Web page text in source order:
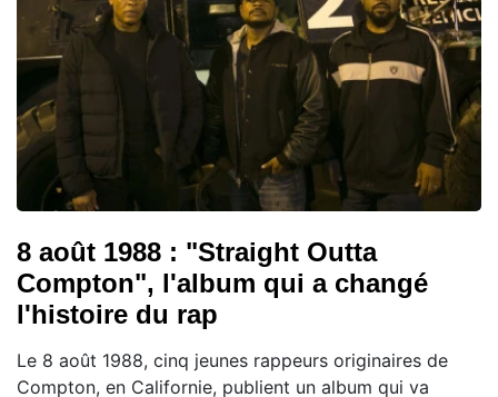
8 août 1988 : "Straight Outta
Compton", l'album qui a changé
l'histoire du rap
Le 8 août 1988, cinq jeunes rappeurs originaires de
Compton, en Californie, publient un album qui va